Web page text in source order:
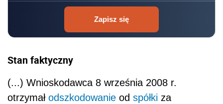
Zapisz się
Stan faktyczny
(...) Wnioskodawca 8 września 2008 r.
otrzymał odszkodowanie od spółki za